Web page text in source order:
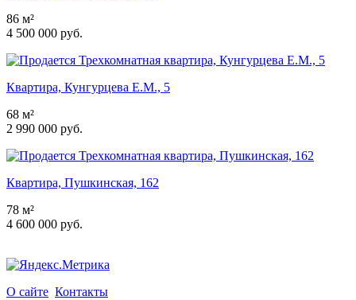
86 м²
4 500 000 руб.
Квартира, Кунгурцева Е.М., 5
68 м²
2 990 000 руб.
Квартира, Пушкинская, 162
78 м²
4 600 000 руб.
О сайте Контакты